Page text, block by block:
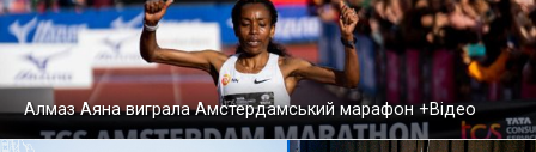
Алмаз Аяна виграла Амстердамський марафон +Відео